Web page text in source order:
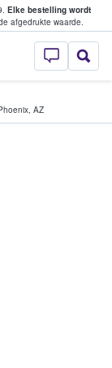
Elke bestelling wordt
afgedrukte waarde.
waar
, AZ